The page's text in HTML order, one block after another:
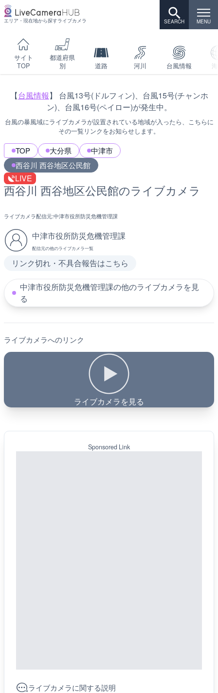
エリア・現在地から探すライブカメラ
サイト
TOP
都道府県
別
道路 河川 台風情報
【台風情報】 台風13号(ドルフィン)、台風15号(チャンホ
ン)、台風16号(ペイロー)が発生中。
台風の暴風域にライブカメラが設置されている地域が入ったら、こちらに
その一覧リンクをお知らせします。
TOP 大分県
中津市
西谷川 西谷地区公民館
LIVE
西谷川 西谷地区公民館のライブカメラ
ライブカメラ配信元:中津市役所防災危機管理課
中津市役所防災危機管理課
配信元の他のライブカメラ一覧
リンク切れ・不具合報告はこちら
中津市役所防災危機管理課の他のライブカメラを見
る
ライブカメラへのリンク
ライブカメラを見る
Sponsored Link
ライブカメラに関する説明